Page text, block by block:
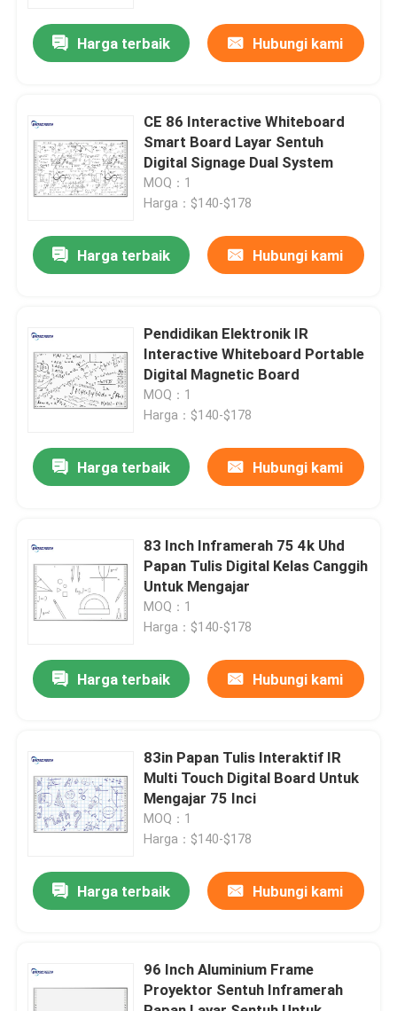
Produk
Video
Tentang kita
Kontrol kualitas
Hubungi kami
Quote request suatu
Papan Tulis Interaktif Semua Dalam Satu
Harga terbaik Hubungi kami
CE 86 Interactive Whiteboard
Smart Board Layar Sentuh
Digital Signage Dual System
MOQ：1
Harga：$140-$178
Harga terbaik Hubungi kami
Pendidikan Elektronik IR
Interactive Whiteboard Portable
Digital Magnetic Board
MOQ：1
Harga：$140-$178
Harga terbaik Hubungi kami
83 Inch Inframerah 75 4k Uhd
Papan Tulis Digital Kelas Canggih
Untuk Mengajar
MOQ：1
Harga：$140-$178
Harga terbaik Hubungi kami
83in Papan Tulis Interaktif IR
Multi Touch Digital Board Untuk
Mengajar 75 Inci
MOQ：1
Harga：$140-$178
Harga terbaik Hubungi kami
96 Inch Aluminium Frame
Proyektor Sentuh Inframerah